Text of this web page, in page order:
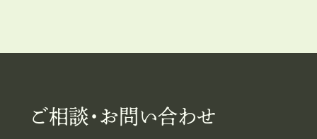
ご相談・お問い合わせ